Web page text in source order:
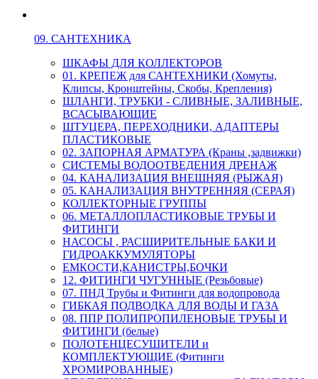
09. САНТЕХНИКА
ШКАФЫ ДЛЯ КОЛЛЕКТОРОВ
01. КРЕПЕЖ для САНТЕХНИКИ (Хомуты,
Клипсы, Кронштейны, Скобы, Крепления)
ШЛАНГИ, ТРУБКИ - СЛИВНЫЕ, ЗАЛИВНЫЕ,
ВСАСЫВАЮЩИЕ
ШТУЦЕРА, ПЕРЕХОДНИКИ, АДАПТЕРЫ
ПЛАСТИКОВЫЕ
02. ЗАПОРНАЯ АРМАТУРА (Краны ,задвижки)
СИСТЕМЫ ВОДООТВЕДЕНИЯ ДРЕНАЖ
04. КАНАЛИЗАЦИЯ ВНЕШНЯЯ (РЫЖАЯ)
05. КАНАЛИЗАЦИЯ ВНУТРЕННЯЯ (СЕРАЯ)
КОЛЛЕКТОРНЫЕ ГРУППЫ
06. МЕТАЛЛОПЛАСТИКОВЫЕ ТРУБЫ И
ФИТИНГИ
НАСОСЫ , РАСШИРИТЕЛЬНЫЕ БАКИ И
ГИДРОАККУМУЛЯТОРЫ
ЕМКОСТИ,КАНИСТРЫ,БОЧКИ
12. ФИТИНГИ ЧУГУННЫЕ (Резьбовые)
07. ПНД Трубы и Фитинги для водопровода
ГИБКАЯ ПОДВОДКА ДЛЯ ВОДЫ И ГАЗА
08. ППР ПОЛИПРОПИЛЕНОВЫЕ ТРУБЫ И
ФИТИНГИ (белые)
ПОЛОТЕНЦЕСУШИТЕЛИ и
КОМПЛЕКТУЮЩИЕ (Фитинги
ХРОМИРОВАННЫЕ)